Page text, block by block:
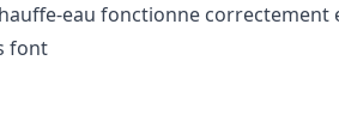
eau fonctionne correctement
font